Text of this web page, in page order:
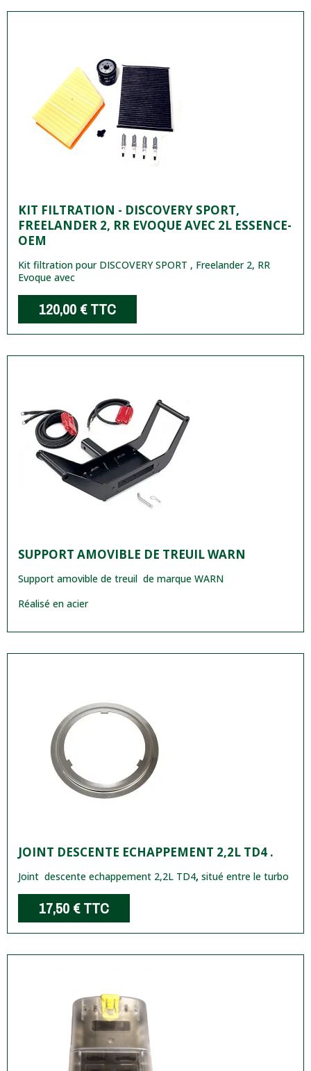
KIT FILTRATION - DISCOVERY SPORT,
FREELANDER 2, RR EVOQUE AVEC 2L ESSENCE-
OEM
Kit filtration pour DISCOVERY SPORT , Freelander 2, RR
Evoque avec
120,00 €TTC
SUPPORT AMOVIBLE DE TREUIL WARN
Support amovible de treuil de marque WARN
Réalisé en acier
JOINT DESCENTE ECHAPPEMENT 2,2L TD4 .
Joint descente echappement 2,2L TD4, situé entre le turbo
17,50 €TTC